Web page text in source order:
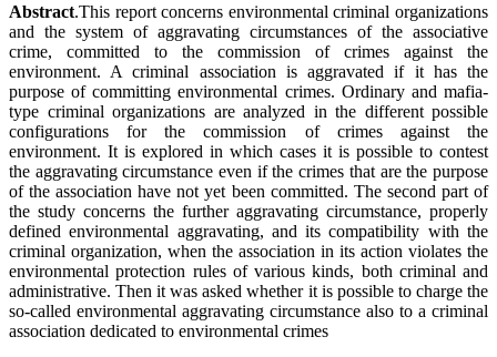
Abstract.This report concerns environmental criminal organizations
and the system of aggravating circumstances of the associative
crime, committed to the commission of crimes against the
environment. A criminal association is aggravated if it has the
purpose of committing environmental crimes. Ordinary and mafia-
type criminal organizations are analyzed in the different possible
configurations for the commission of crimes against the
environment. It is explored in which cases it is possible to contest
the aggravating circumstance even if the crimes that are the purpose
of the association have not yet been committed. The second part of
the study concerns the further aggravating circumstance, properly
defined environmental aggravating, and its compatibility with the
criminal organization, when the association in its action violates the
environmental protection rules of various kinds, both criminal and
administrative. Then it was asked whether it is possible to charge the
so-called environmental aggravating circumstance also to a criminal
association dedicated to environmental crimes